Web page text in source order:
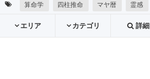
算命学 四柱推命 マヤ暦 霊感
エリア カテゴリ 詳細